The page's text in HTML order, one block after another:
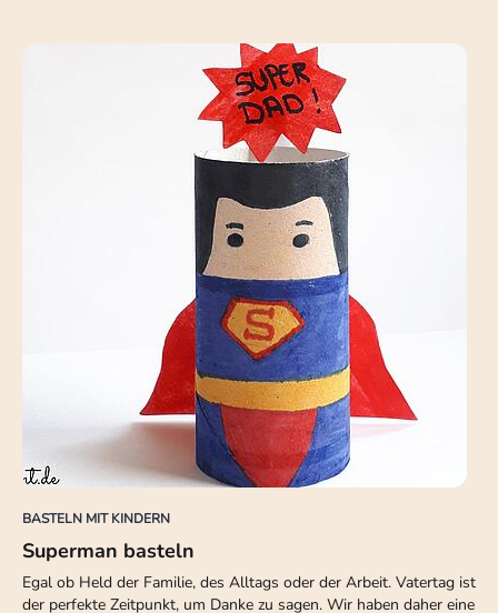
BASTELN MIT KINDERN
Superman basteln
Egal ob Held der Familie, des Alltags oder der Arbeit. Vatertag ist
der perfekte Zeitpunkt, um Danke zu sagen. Wir haben daher eine